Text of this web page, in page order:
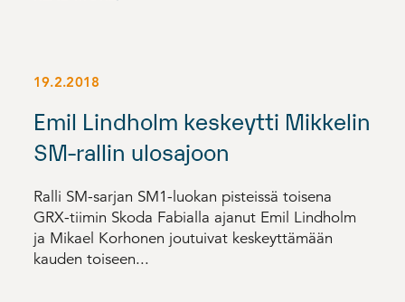
19.2.2018
Emil Lindholm keskeytti Mikkelin
SM-rallin ulosajoon
Ralli SM-sarjan SM1-luokan pisteissä toisena
GRX-tiimin Skoda Fabialla ajanut Emil Lindholm
ja Mikael Korhonen joutuivat keskeyttämään
kauden toiseen...